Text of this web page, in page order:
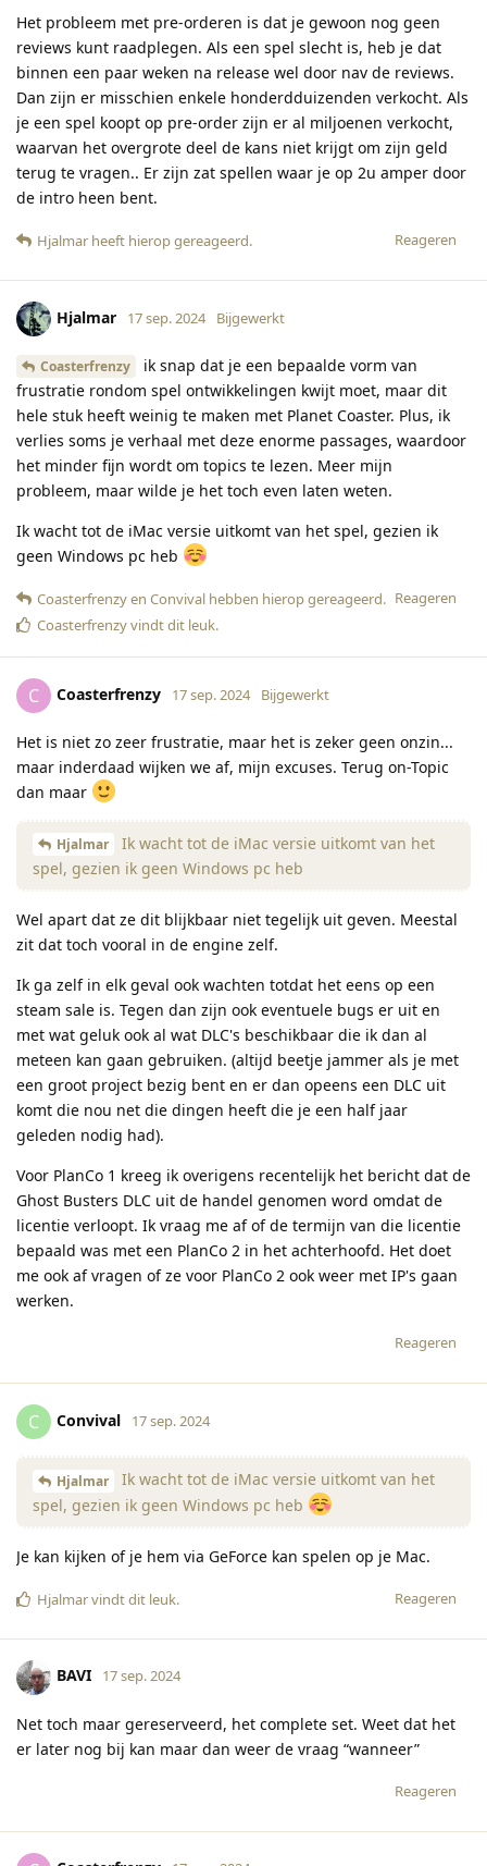
Het probleem met pre-orderen is dat je gewoon nog geen
reviews kunt raadplegen. Als een spel slecht is, heb je dat
binnen een paar weken na release wel door nav de reviews.
Dan zijn er misschien enkele honderdduizenden verkocht. Als
je een spel koopt op pre-order zijn er al miljoenen verkocht,
waarvan het overgrote deel de kans niet krijgt om zijn geld
terug te vragen.. Er zijn zat spellen waar je op 2u amper door
de intro heen bent.
Reageren
Hjalmar heeft hierop gereageerd.
Hjalmar 17 sep. 2024 Bijgewerkt
Coasterfrenzy
ik snap dat je een bepaalde vorm van
frustratie rondom spel ontwikkelingen kwijt moet, maar dit
hele stuk heeft weinig te maken met Planet Coaster. Plus, ik
verlies soms je verhaal met deze enorme passages, waardoor
het minder fijn wordt om topics te lezen. Meer mijn
probleem, maar wilde je het toch even laten weten.
Ik wacht tot de iMac versie uitkomt van het spel, gezien ik
geen Windows pc heb
Reageren
Coasterfrenzyen Convival hebben hierop gereageerd.
Coasterfrenzyvindt dit leuk.
C Coasterfrenzy 17 sep. 2024 Bijgewerkt
Het is niet zo zeer frustratie, maar het is zeker geen onzin...
maar inderdaad wijken we af, mijn excuses. Terug on-Topic
dan maar
Hjalmar
Ik wacht tot de iMac versie uitkomt van het
spel, gezien ik geen Windows pc heb
Wel apart dat ze dit blijkbaar niet tegelijk uit geven. Meestal
zit dat toch vooral in de engine zelf.
Ik ga zelf in elk geval ook wachten totdat het eens op een
steam sale is. Tegen dan zijn ook eventuele bugs er uit en
met wat geluk ook al wat DLC's beschikbaar die ik dan al
meteen kan gaan gebruiken. (altijd beetje jammer als je met
een groot project bezig bent en er dan opeens een DLC uit
komt die nou net die dingen heeft die je een half jaar
geleden nodig had).
Voor PlanCo 1 kreeg ik overigens recentelijk het bericht dat de
Ghost Busters DLC uit de handel genomen word omdat de
licentie verloopt. Ik vraag me af of de termijn van die licentie
bepaald was met een PlanCo 2 in het achterhoofd. Het doet
me ook af vragen of ze voor PlanCo 2 ook weer met IP's gaan
werken.
Reageren
C Convival 17 sep. 2024
Hjalmar
Ik wacht tot de iMac versie uitkomt van het
spel, gezien ik geen Windows pc heb
Je kan kijken of je hem via GeForce kan spelen op je Mac.
Reageren
Hjalmarvindt dit leuk.
BAVI 17 sep. 2024
Net toch maar gereserveerd, het complete set. Weet dat het
er later nog bij kan maar dan weer de vraag “wanneer”
Reageren